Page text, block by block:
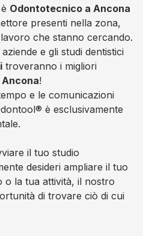
Odontotecnico a Ancona
presenti nella zona,
che stanno cercando.
e gli studi dentistici
troveranno i migliori
Ancona!
e le comunicazioni
è esclusivamente
il tuo studio
desideri ampliare il tuo
la tua attività, il nostro
di trovare ciò di cui